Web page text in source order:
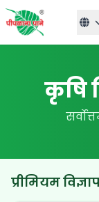
कृषि
प्रीमियम